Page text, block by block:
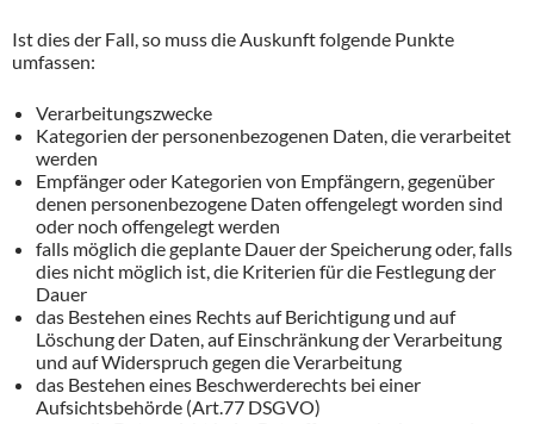
Ist dies der Fall, so muss die Auskunft folgende Punkte
umfassen:
Verarbeitungszwecke
Kategorien der personenbezogenen Daten, die verarbeitet
werden
Empfänger oder Kategorien von Empfängern, gegenüber
denen personenbezogene Daten offengelegt worden sind
oder noch offengelegt werden
falls möglich die geplante Dauer der Speicherung oder, falls
dies nicht möglich ist, die Kriterien für die Festlegung der
Dauer
das Bestehen eines Rechts auf Berichtigung und auf
Löschung der Daten, auf Einschränkung der Verarbeitung
und auf Widerspruch gegen die Verarbeitung
das Bestehen eines Beschwerderechts bei einer
Aufsichtsbehörde (Art.77 DSGVO)